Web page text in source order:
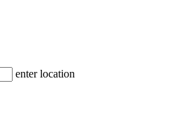
enter location